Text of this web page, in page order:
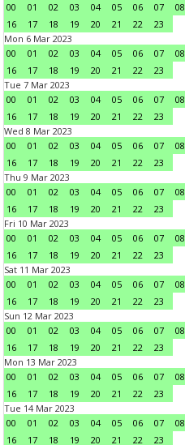
00
01 02 03 04 05 06 07 08
16
17 18 19 20 21 22
23
Mon 6 Mar 2023
00
01 02 03 04 05 06 07 08
16
17 18 19 20 21 22
23
Tue 7 Mar 2023
00
01 02 03 04 05 06 07 08
16
17 18 19 20 21 22
23
Wed 8 Mar 2023
00
01 02 03 04 05 06 07 08
16
17 18 19 20 21 22
23
Thu 9 Mar 2023
00
01 02 03 04 05 06 07 08
16
17 18 19 20 21 22
23
Fri 10 Mar 2023
00
01 02 03 04 05 06 07 08
16
17 18 19 20 21 22
23
Sat 11 Mar 2023
00
01 02 03 04 05 06 07 08
16
17 18 19 20 21 22
23
Sun 12 Mar 2023
00
01 02 03 04 05 06 07 08
16
17 18 19 20 21 22
23
Mon 13 Mar 2023
00
01 02 03 04 05 06 07 08
16
17 18 19 20 21 22
23
Tue 14 Mar 2023
00
01 02 03 04 05 06 07 08
16
17 18 19 20 21 22 23